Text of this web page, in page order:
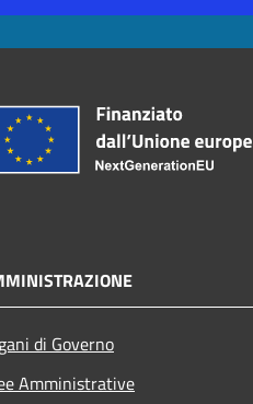
di Governo
Amministrative